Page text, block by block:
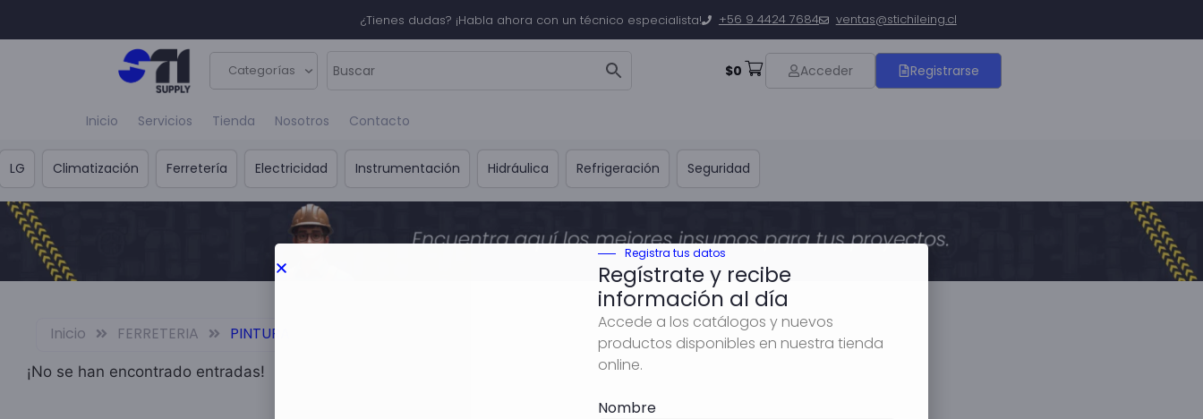
¿Tienes dudas? ¡Habla ahora con un técnico especialista! +56 9 4424 7684 ventas@stichileing.cl
Categorías $0 Acceder Registrarse
Inicio Servicios Tienda Nosotros Contacto
LG Climatización Ferretería Electricidad Instrumentación Hidráulica Refrigeración Seguridad
Inicio FERRETERIA PINTURA
¡No se han encontrado entradas!
Registra tus datos
Regístrate y recibe
información al día
Accede a los catálogos y nuevos
productos disponibles en nuestra tienda
online.
Nombre